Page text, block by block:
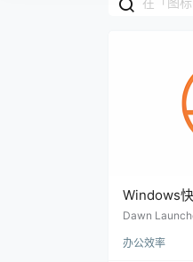
Windows
Launcher
Dawn
款软件是根据
办公效率